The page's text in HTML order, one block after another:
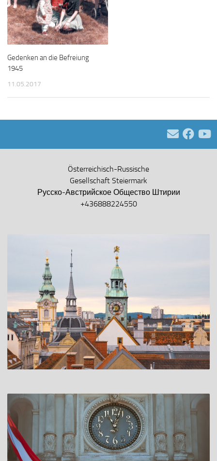
Gedenken an die Befreiung
1945
11.05.2017
Österreichisch-Russische
Gesellschaft Steiermark
Русско-Австрийское Общество Штирии
+436888224550